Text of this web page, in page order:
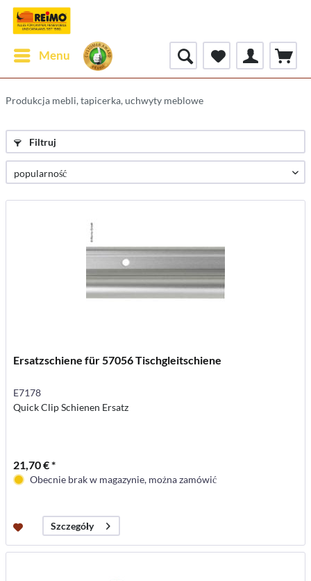
Menu
Produkcja mebli, tapicerka, uchwyty meblowe
Filtruj
Ersatzschiene für 57056 Tischgleitschiene
E7178
Quick Clip Schienen Ersatz
21,70 € *
Obecnie brak w magazynie, można zamówić
Szczegóły